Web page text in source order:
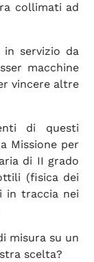
collimati ad
in servizio da
macchine
vincere altre
di questi
Missione per
di II grado
(fisica dei
in traccia nei
misura su un
scelta?